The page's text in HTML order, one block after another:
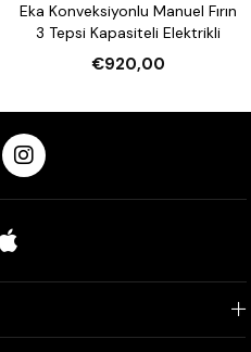
Eka Konveksiyonlu Manuel Fırın
3 Tepsi Kapasiteli Elektrikli
€920,00